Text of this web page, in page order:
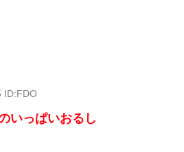
ID:FDO
いっぱいおるし